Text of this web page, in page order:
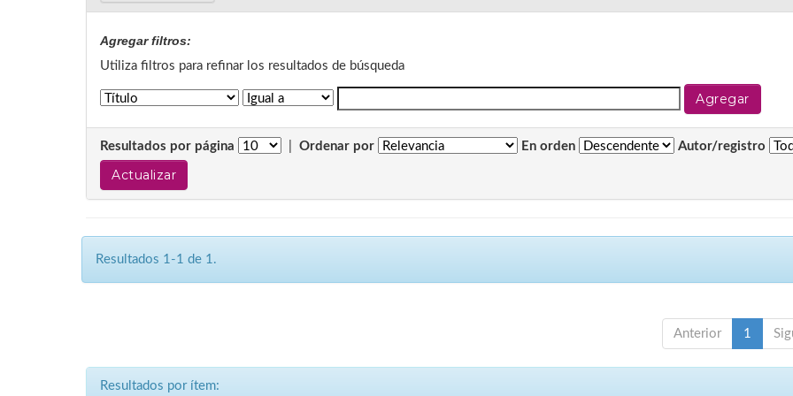
Agregar filtros:
Utiliza filtros para refinar los resultados de búsqueda
Resultados por página Ordenar por En orden Autor/registro
Resultados 1-1 de 1.
Anterior 1
Resultados por ítem: